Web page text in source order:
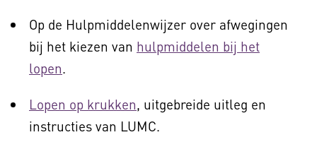
Op de Hulpmiddelenwijzer over afwegingen
bij het kiezen van hulpmiddelen bij het
lopen.
Lopen op krukken, uitgebreide uitleg en
instructies van LUMC.